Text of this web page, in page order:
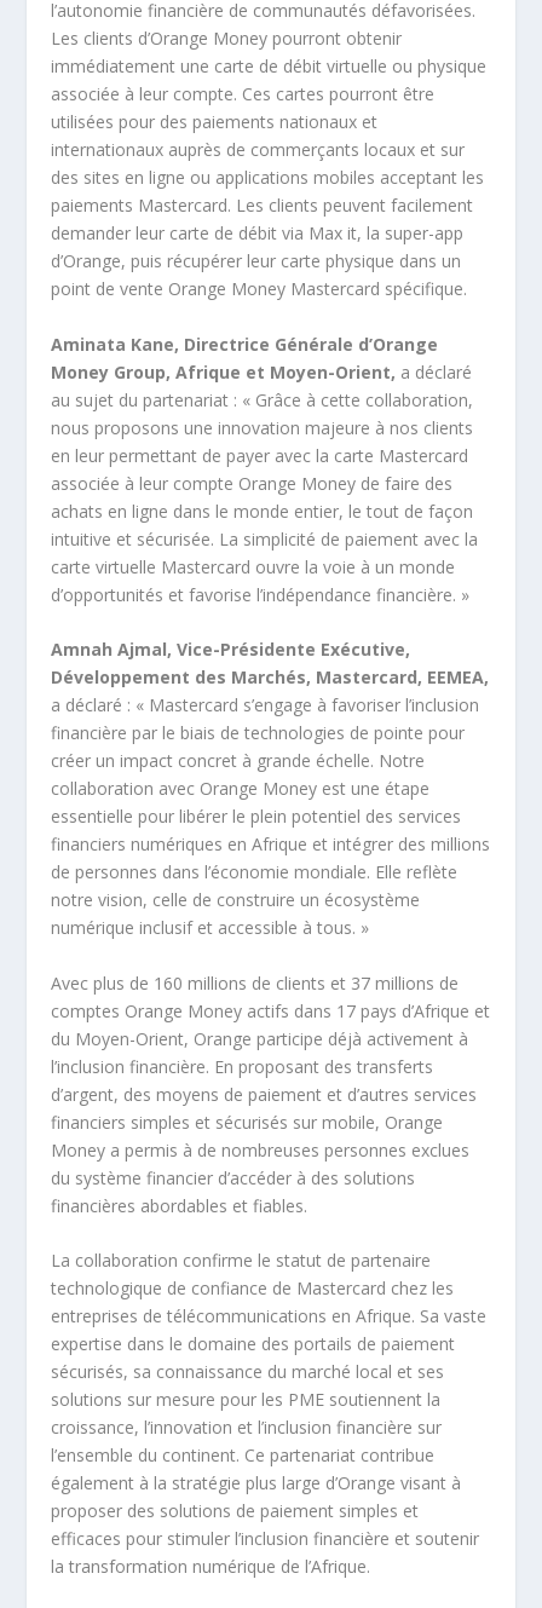
l’autonomie financière de communautés défavorisées.
Les clients d’Orange Money pourront obtenir
immédiatement une carte de débit virtuelle ou physique
associée à leur compte. Ces cartes pourront être
utilisées pour des paiements nationaux et
internationaux auprès de commerçants locaux et sur
des sites en ligne ou applications mobiles acceptant les
paiements Mastercard. Les clients peuvent facilement
demander leur carte de débit via Max it, la super-app
d’Orange, puis récupérer leur carte physique dans un
point de vente Orange Money Mastercard spécifique.
Aminata Kane, Directrice Générale d’Orange
Money Group, Afrique et Moyen-Orient, a déclaré
au sujet du partenariat : « Grâce à cette collaboration,
nous proposons une innovation majeure à nos clients
en leur permettant de payer avec la carte Mastercard
associée à leur compte Orange Money de faire des
achats en ligne dans le monde entier, le tout de façon
intuitive et sécurisée. La simplicité de paiement avec la
carte virtuelle Mastercard ouvre la voie à un monde
d’opportunités et favorise l’indépendance financière. »
Amnah Ajmal, Vice-Présidente Exécutive,
Développement des Marchés, Mastercard, EEMEA,
a déclaré : « Mastercard s’engage à favoriser l’inclusion
financière par le biais de technologies de pointe pour
créer un impact concret à grande échelle. Notre
collaboration avec Orange Money est une étape
essentielle pour libérer le plein potentiel des services
financiers numériques en Afrique et intégrer des millions
de personnes dans l’économie mondiale. Elle reflète
notre vision, celle de construire un écosystème
numérique inclusif et accessible à tous. »
Avec plus de 160 millions de clients et 37 millions de
comptes Orange Money actifs dans 17 pays d’Afrique et
du Moyen-Orient, Orange participe déjà activement à
l’inclusion financière. En proposant des transferts
d’argent, des moyens de paiement et d’autres services
financiers simples et sécurisés sur mobile, Orange
Money a permis à de nombreuses personnes exclues
du système financier d’accéder à des solutions
financières abordables et fiables.
La collaboration confirme le statut de partenaire
technologique de confiance de Mastercard chez les
entreprises de télécommunications en Afrique. Sa vaste
expertise dans le domaine des portails de paiement
sécurisés, sa connaissance du marché local et ses
solutions sur mesure pour les PME soutiennent la
croissance, l’innovation et l’inclusion financière sur
l’ensemble du continent. Ce partenariat contribue
également à la stratégie plus large d’Orange visant à
proposer des solutions de paiement simples et
efficaces pour stimuler l’inclusion financière et soutenir
la transformation numérique de l’Afrique.